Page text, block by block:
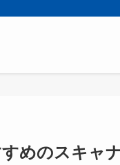
めのスキャ